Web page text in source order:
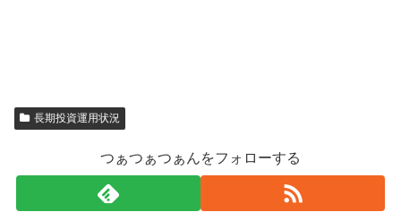
長期投資運用状況
つぁつぁつぁんをフォローする